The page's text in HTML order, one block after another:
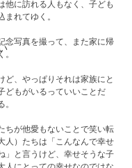
他に訪れる人もなく、子ども
まれてゆく。
念写真を撮って、また家に帰
ど、やっぱりそれは家族にと
どもがいるっていいことだ
ちが他愛もないことで笑い転
人）たちは「こんなんで幸せ
」と言うけど、幸せそうな子